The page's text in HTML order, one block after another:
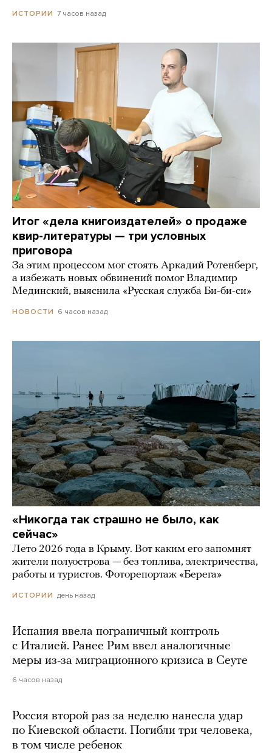
ИСТОРИИ 7 часов назад
Итог «дела книгоиздателей» о продаже
квир-литературы — три условных
приговора
За этим процессом мог стоять Аркадий Ротенберг,
а избежать новых обвинений помог Владимир
Мединский, выяснила «Русская служба Би-би-си»
НОВОСТИ 6 часов назад
«Никогда так страшно не было, как
сейчас»
Лето 2026 года в Крыму. Вот каким его запомнят
жители полуострова — без топлива, электричества,
работы и туристов. Фоторепортаж «Берега»
ИСТОРИИ день назад
Испания ввела пограничный контроль
с Италией. Ранее Рим ввел аналогичные
меры из-за миграционного кризиса в Сеуте
6 часов назад
Россия второй раз за неделю нанесла удар
по Киевской области. Погибли три человека,
в том числе ребенок